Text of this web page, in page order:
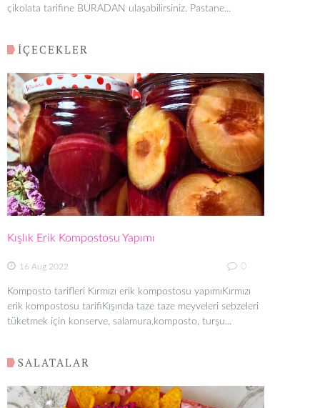
çikolata tarifine BURADAN ulaşabilirsiniz. Pastane...
İÇECEKLER
Kışlık Erik Kompostosu Yapımı
16 Aug 2022 0
Komposto tarifleri Kırmızı erik kompostosu yapımıKırmızı
erik kompostosu tarifiKışında taze taze meyveleri sebzeleri
tüketmek için konserve, salamura,komposto, turşu...
SALATALAR